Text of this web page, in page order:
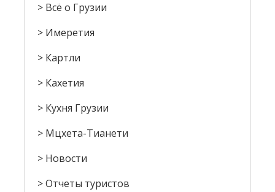
Всё о Грузии
Имеретия
Картли
Кахетия
Кухня Грузии
Мцхета-Тианети
Новости
Отчеты туристов